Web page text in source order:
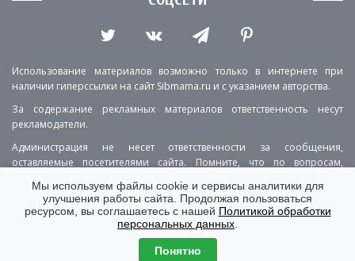
Использование материалов возможно только в интернете при
наличии гиперссылки на сайт Sibmama.ru и с указанием авторства.
За содержание рекламных материалов ответственность несут
рекламодатели.
Администрация не несет ответственности за сообщения,
оставляемые посетителями сайта. Помните, что по вопросам,
РЕКЛАМА О ПРОЕКТЕ
КОНТАКТЫ
ПОЛИТИКА КОНФИДЕНЦИАЛЬНОСТИ
ВЕРСИЯ ДЛЯ КОМПЬЮТЕРА
Мы используем файлы cookie и сервисы аналитики для
улучшения работы сайта. Продолжая пользоваться
ресурсом, вы соглашаетесь с нашей Политикой обработки
персональных данных
Понятно